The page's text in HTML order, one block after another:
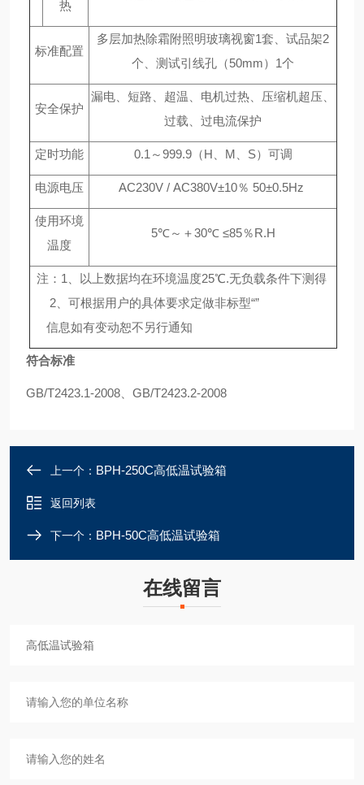
热
标准配置
多层加热除霜附照明玻璃视窗1套、试品架2
个、测试引线孔（50mm）1个
安全保护
漏电、短路、超温、电机过热、压缩机超压、
过载、过电流保护
定时功能 0.1～999.9（H、M、S）可调
电源电压 AC230V /AC380V±10％ 50±0.5Hz
使用环境
温度
5℃～＋30℃ ≤85％R.H
注：1、以上数据均在环境温度25℃.无负载条件下测得
2 、可根据用户的具体要求定做非标型“”
信息如有变动恕不另行通知
符合标准
GB/T2423.1-2008、GB/T2423.2-2008
上一个： BPH-250C高低温试验箱
返回列表
下一个： BPH-50C高低温试验箱
在线留言